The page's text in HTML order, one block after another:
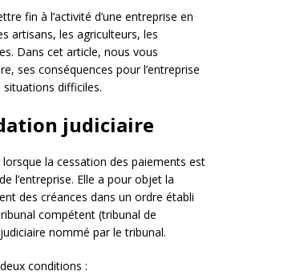
fin à l’activité d’une entreprise en
artisans, les agriculteurs, les
Dans cet article, nous vous
ses conséquences pour l’entreprise
difficiles.
judiciaire
la cessation des paiements est
l’entreprise. Elle a pour objet la
des créances dans un ordre établi
compétent (tribunal de
nommé par le tribunal.
conditions :